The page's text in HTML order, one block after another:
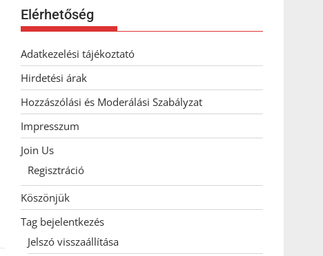
Elérhetőség
Adatkezelési tájékoztató
Hirdetési árak
Hozzászólási és Moderálási Szabályzat
Impresszum
Join Us
Regisztráció
Köszönjük
Tag bejelentkezés
Jelszó visszaállítása